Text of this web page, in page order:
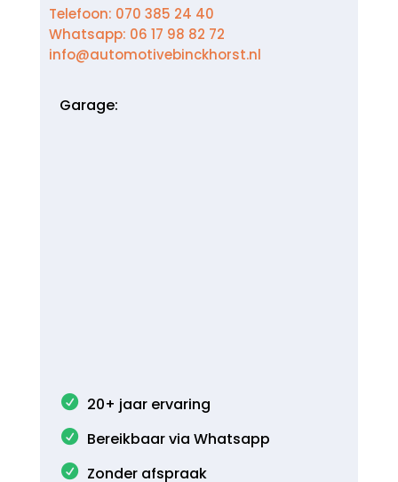
Telefoon: 070 385 24 40
Whatsapp: 06 17 98 82 72
info@automotivebinckhorst.nl
Garage:
20+ jaar ervaring
Bereikbaar via Whatsapp
Zonder afspraak